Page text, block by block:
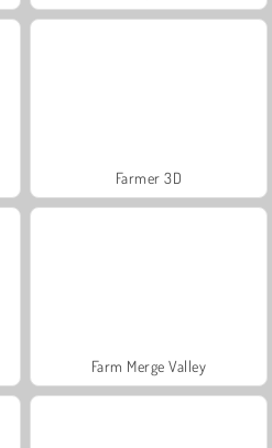
Farmer 3D
Farm Merge Valley